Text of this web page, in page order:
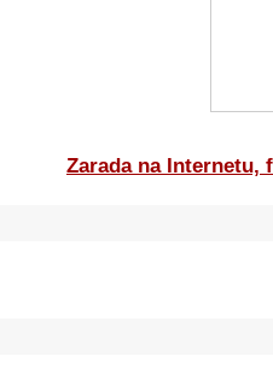
Zarada na Internetu,